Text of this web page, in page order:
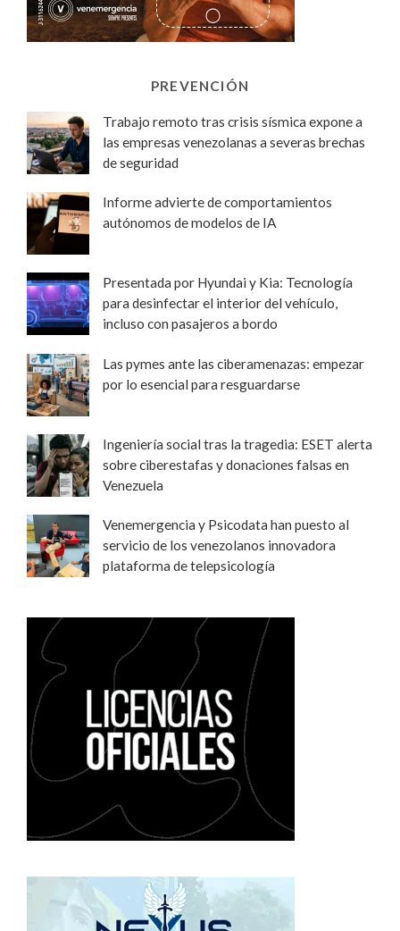
PREVENCIÓN
Trabajo remoto tras crisis sísmica expone a
las empresas venezolanas a severas brechas
de seguridad
Informe advierte de comportamientos
autónomos de modelos de IA
Presentada por Hyundai y Kia: Tecnología
para desinfectar el interior del vehículo,
incluso con pasajeros a bordo
Las pymes ante las ciberamenazas: empezar
por lo esencial para resguardarse
Ingeniería social tras la tragedia: ESET alerta
sobre ciberestafas y donaciones falsas en
Venezuela
Venemergencia y Psicodata han puesto al
servicio de los venezolanos innovadora
plataforma de telepsicología